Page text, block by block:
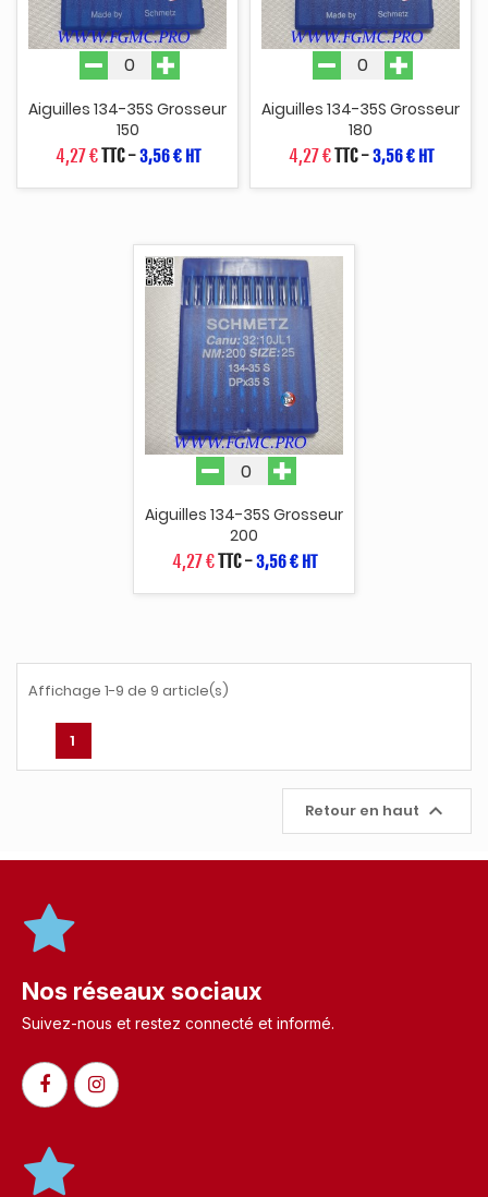
Aiguilles 134-35S Grosseur
150
4,27 €TTC-3,56 € HT
Aiguilles 134-35S Grosseur
180
4,27 €TTC-3,56 € HT
Aiguilles 134-35S Grosseur
200
4,27 €TTC-3,56 € HT
Affichage 1-9 de 9 article(s)
1
Retour en haut 
Nos réseaux sociaux
Suivez-nous et restez connecté et informé.​